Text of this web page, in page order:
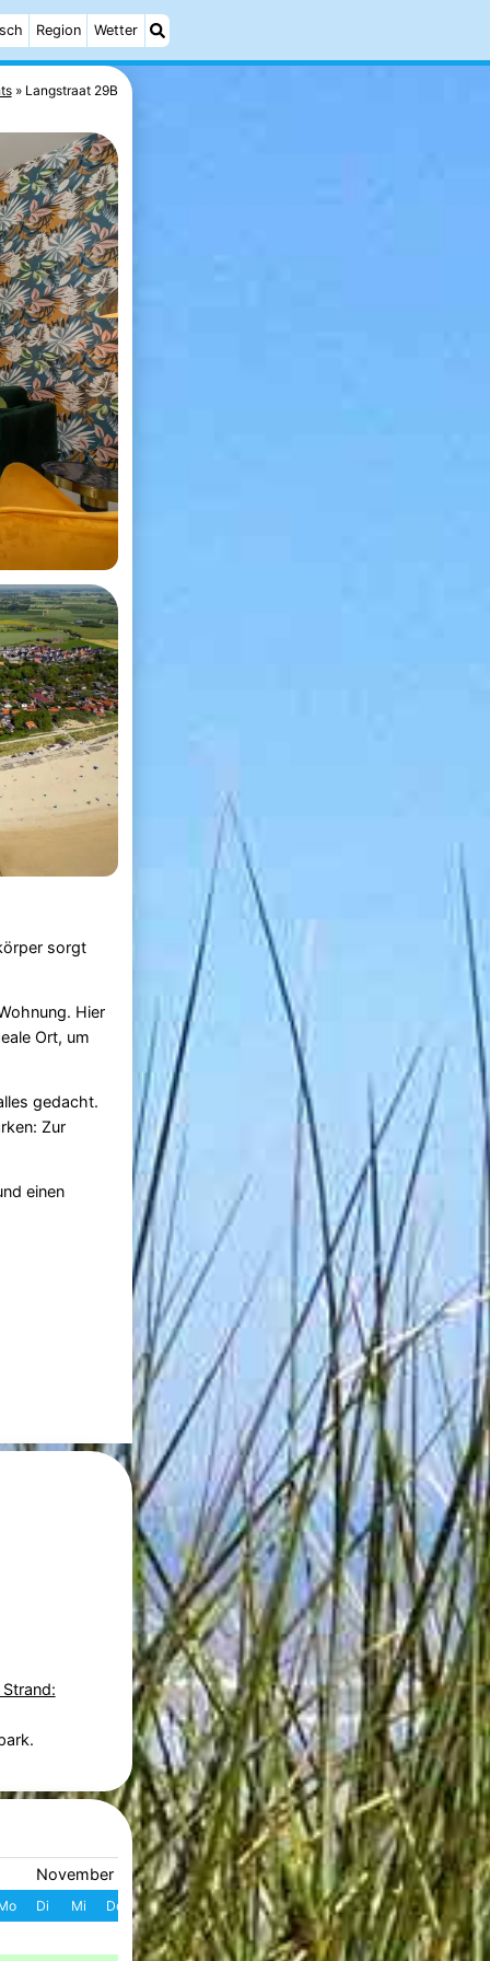
Region Wetter
Langstraat 29B
sorgt
Hier
Ort, um
gedacht.
Zur
einen
November 2026
Di Mi Do Fr Sa So
1
Dezember 2026
W Mo Di Mi Do Fr
49 1 2 3 4 5